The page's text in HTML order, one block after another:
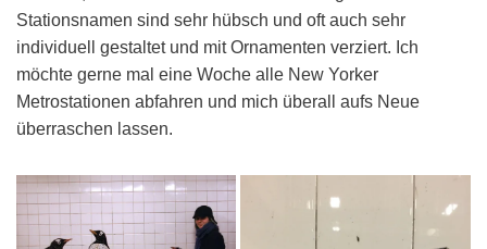
Stationsnamen sind sehr hübsch und oft auch sehr
individuell gestaltet und mit Ornamenten verziert. Ich
möchte gerne mal eine Woche alle New Yorker
Metrostationen abfahren und mich überall aufs Neue
überraschen lassen.